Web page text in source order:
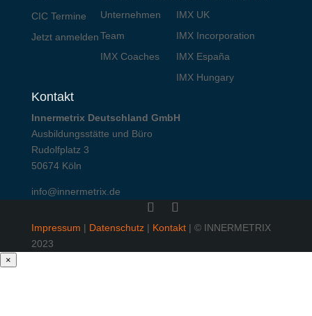
CIC Termine
Jetzt anmelden
Unternehmen
Team
IMX Coaches
IMX UK
IMX Incorporation
IMX España
IMX Hungary
Kontakt
Innermetrix Deutschland GmbH
Ausbildungsstätte und Büro
Rudolfplatz 3
50674 Köln
info@innermetrix.de
Impressum | Datenschutz| Kontakt| © INNERMETRIX
2023
×